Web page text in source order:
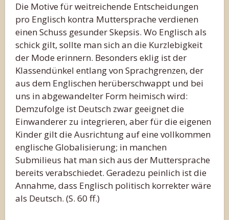
Die Motive für weitreichende Entscheidungen
pro Englisch kontra Muttersprache verdienen
einen Schuss gesunder Skepsis. Wo Englisch als
schick gilt, sollte man sich an die Kurzlebigkeit
der Mode erinnern. Besonders eklig ist der
Klassendünkel entlang von Sprachgrenzen, der
aus dem Englischen herüberschwappt und bei
uns in abgewandelter Form heimisch wird:
Demzufolge ist Deutsch zwar geeignet die
Einwanderer zu integrieren, aber für die eigenen
Kinder gilt die Ausrichtung auf eine vollkommen
englische Globalisierung; in manchen
Submilieus hat man sich aus der Muttersprache
bereits verabschiedet. Geradezu peinlich ist die
Annahme, dass Englisch politisch korrekter wäre
als Deutsch. (S. 60 ff.)